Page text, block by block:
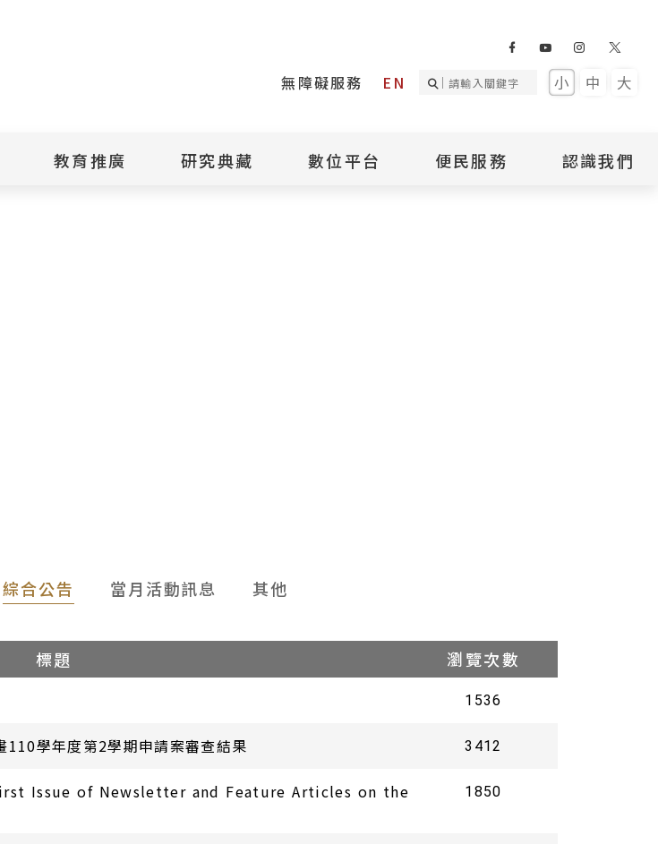
無障礙服務 EN
搜
小 中 大
教育推廣 研究典藏 數位平台 便民服務 認識我們
綜合公告 當月活動訊息 其他
標題 瀏覽次數
1536
110學年度第2學期申請案審查結果 3412
Issue of Newsletter and Feature Articles on the
1850